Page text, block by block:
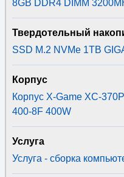
8GB DDR4 DIMM
Твердотельный
SSD M.2 NVMe 1TB
Корпус
Корпус X-Game XC-
400-8F 400W
Услуга
Услуга - сборка